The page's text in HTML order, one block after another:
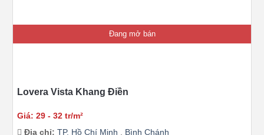
Đang mở bán
Lovera Vista Khang Điền
Giá: 29 - 32 tr/m²
Địa chỉ: TP. Hồ Chí Minh
Bình Chánh